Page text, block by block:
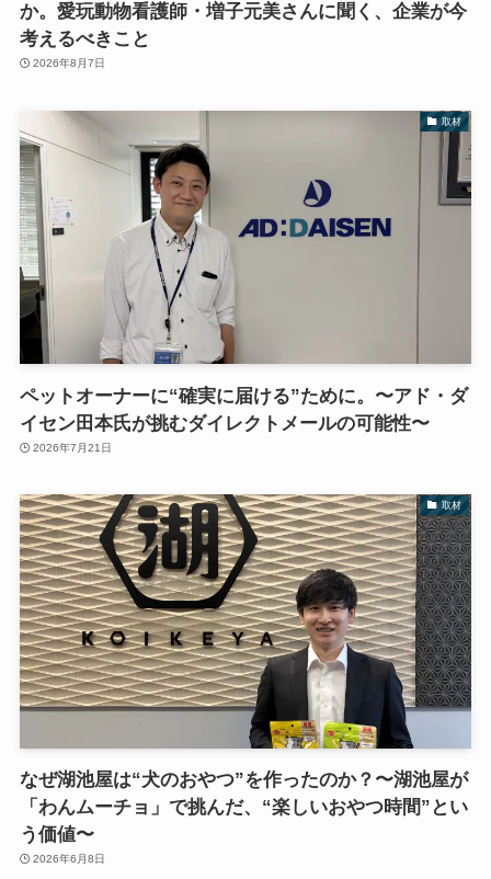
か。愛玩動物看護師・増子元美さんに聞く、企業が今
考えるべきこと
2026年8月7日
取材
ペットオーナーに“確実に届ける”ために。〜アド・ダ
イセン田本氏が挑むダイレクトメールの可能性〜
2026年7月21日
取材
なぜ湖池屋は“犬のおやつ”を作ったのか？〜湖池屋が
「わんムーチョ」で挑んだ、“楽しいおやつ時間”とい
う価値〜
2026年6月8日